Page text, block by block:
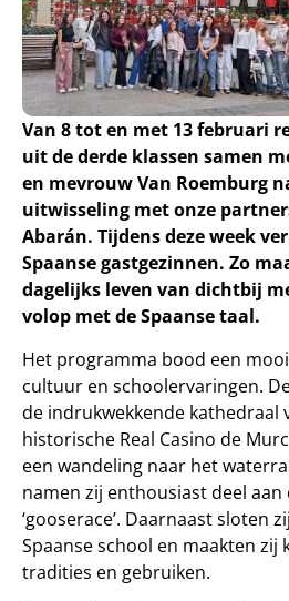
Van 8 tot en met 13 februari
uit de derde klassen samen
en mevrouw Van Roemburg
uitwisseling met onze
Abarán. Tijdens deze week
Spaanse gastgezinnen. Zo
dagelijks leven van dichtbij
volop met de Spaanse taal.
Het programma bood een
cultuur en schoolervaringen.
de indrukwekkende kathedraal
historische Real Casino de
een wandeling naar het
namen zij enthousiast deel aan
‘gooserace’. Daarnaast sloten
Spaanse school en maakten zij
tradities en gebruiken.